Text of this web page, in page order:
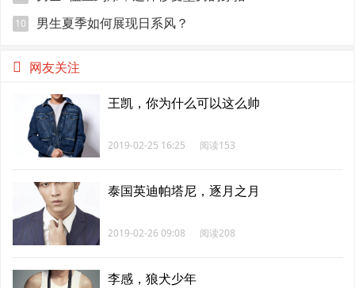
10 男生夏季如何展现日系风？
网友关注
王凯，你为什么可以这么帅
2019-02-25 16:25 阅读153
泰国英迪帕塔尼，逐月之月
2019-02-26 09:08 阅读208
李感，狼犬少年